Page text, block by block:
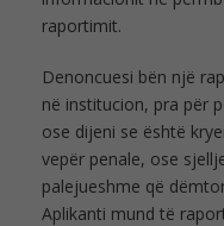
raportimit.
Denoncuesi bën një
në institucion, pra për
ose dijeni se është
vepër penale, ose
palejueshme që
Aplikanti mund të